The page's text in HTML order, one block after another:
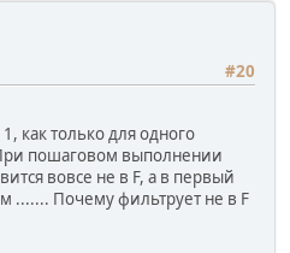
#20
как только для одного
пошаговом выполнении
вовсе не в F, а в первый
....... Почему фильтрует не в F